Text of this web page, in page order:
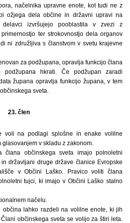
načelnika upravne enote, kot tudi ne z
ožjega dela občine in državni upravi na
izvršujejo pooblastila v zvezi z
ter strokovnostjo dela organov
ni združljiva s članstvom v svetu krajevne
za podžupana, opravlja funkcijo člana
podžupana hkrati. Če podžupan zaradi
župana opravlja funkcijo župana, v tem
sveta.
23. člen
voli na podlagi splošne in enake volilne
v skladu z zakonom.
občinskega sveta imajo polnoletni
državljani druge države članice Evropske
v Občini Laško. Pravico voliti člana
tujci, ki imajo v Občini Laško stalno
načelu.
občina lahko razdeli na volilne enote, ki jih
občinskega sveta se volijo za štiri leta.